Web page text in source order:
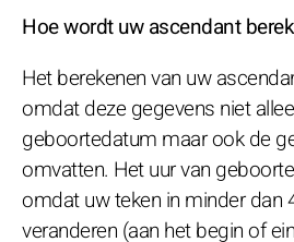
Hoe wordt uw ascendant
Het berekenen van uw
omdat deze gegevens niet
geboortedatum maar ook de
omvatten. Het uur van
omdat uw teken in minder dan
veranderen (aan het begin of